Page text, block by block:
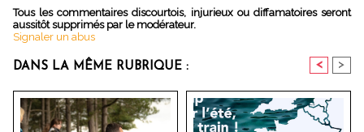
Tous les commentaires discourtois, injurieux ou diffamatoires seront
aussitôt supprimés par le modérateur.
Signaler un abus
DANS LA MÊME RUBRIQUE : < >